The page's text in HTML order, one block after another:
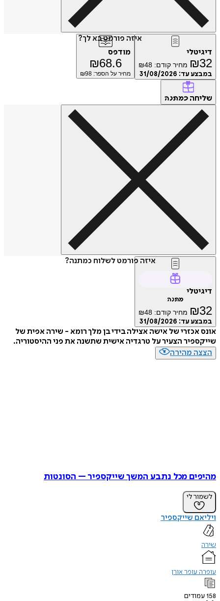
איזה פורמט בא לך?
דיגיטלי
₪32 מחיר קודם: ₪48
במבצע עד: 31/08/2026
מודפס
₪68.6
מחיר על הספר: ₪ 98
שליחה כמתנה
איזה פורמט לשלוח כמתנה?
דיגיטלי
מתנה
₪32 מחיר קודם: ₪48
במבצע עד: 31/08/2026
אונס אכזרי של אישה אצילה בידי בן מלך רומא - שירה אפית של
שייקספיר הצעיר על טרגדיה אישית שתשנה את פני ההיסטוריה.
הצצה מהירה
מהיפים מכל נתבע המשך שייקספיר – הסונטות
לשמור לי
ויליאם שייקספיר
שירה
עופרה עופר אורן
158עמודים